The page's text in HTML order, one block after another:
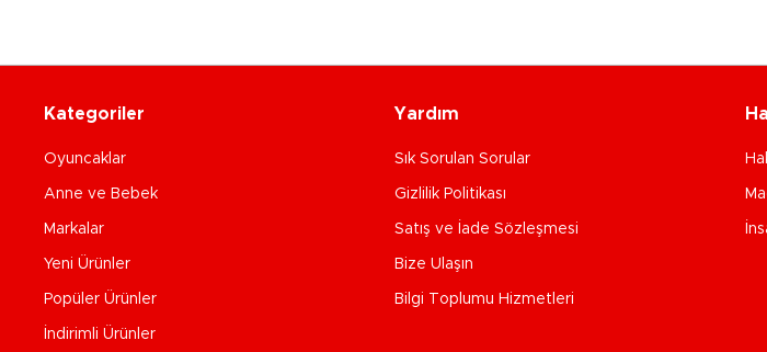
Kategoriler
Oyuncaklar
Anne ve Bebek
Markalar
Yeni Ürünler
Popüler Ürünler
İndirimli Ürünler
Yardım
Sık Sorulan Sorular
Gizlilik Politikası
Satış ve İade Sözleşmesi
Bize Ulaşın
Bilgi Toplumu Hizmetleri